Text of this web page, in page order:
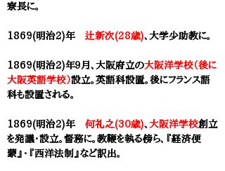
寮長に。
1869(明治2)年 辻新次(28歳)、 大学少助教に。
1869(明治2)年９月、大阪府立の大阪洋学校（後に
大阪英語学校）設立。英語科設置。後にフランス語
科も設置される。
1869(明治2)年 何礼之(30歳)、 大阪洋学校創立
を発議・設立。督務に。教鞭を執る傍ら、『経済便
蒙』・『西洋法制』など訳出。